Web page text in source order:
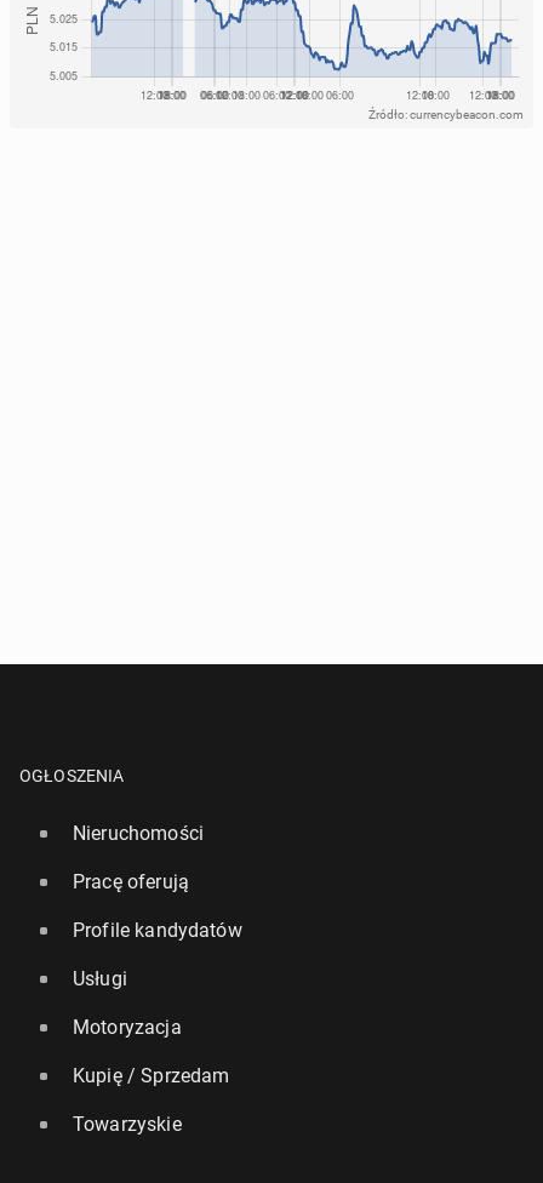
Źródło: currencybeacon.com
OGŁOSZENIA
Nieruchomości
Pracę oferują
Profile kandydatów
Usługi
Motoryzacja
Kupię / Sprzedam
Towarzyskie